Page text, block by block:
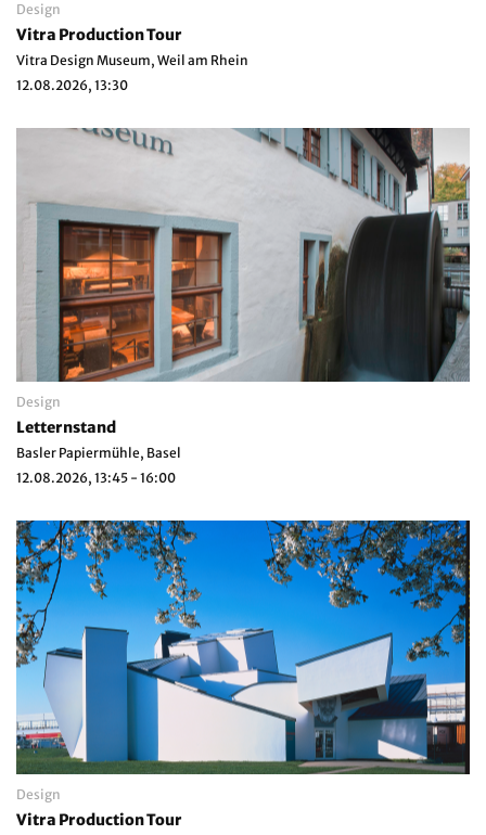
Design
Vitra Production Tour
Vitra Design Museum, Weil am Rhein
12.08.2026, 13:30
Design
Letternstand
Basler Papiermühle, Basel
12.08.2026, 13:45 - 16:00
Design
Vitra Production Tour